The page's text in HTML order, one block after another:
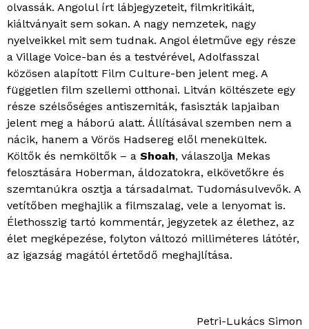
olvassák. Angolul írt lábjegyzeteit, filmkritikáit,
kiáltványait sem sokan. A nagy nemzetek, nagy
nyelveikkel mit sem tudnak. Angol életműve egy része
a Village Voice-ban és a testvérével, Adolfasszal
közösen alapított Film Culture-ben jelent meg. A
független film szellemi otthonai. Litván költészete egy
része szélsőséges antiszemiták, fasiszták lapjaiban
jelent meg a háború alatt. Állításával szemben nem a
nácik, hanem a Vörös Hadsereg elől menekültek.
Költők és nemköltők – a Shoah, válaszolja Mekas
felosztására Hoberman, áldozatokra, elkövetőkre és
szemtanúkra osztja a társadalmat. Tudomásulvevők. A
vetítőben meghajlik a filmszalag, vele a lenyomat is.
Élethosszig tartó kommentár, jegyzetek az élethez, az
élet megképezése, folyton változó milliméteres látótér,
az igazság magától értetődő meghajlítása.
Petri-Lukács Simon